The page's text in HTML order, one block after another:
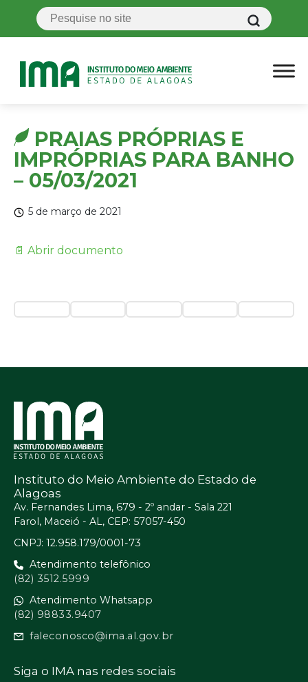
PRAIAS PRÓPRIAS E
IMPRÓPRIAS PARA BANHO
– 05/03/2021
5 de março de 2021
📄 Abrir documento
Instituto do Meio Ambiente do Estado de
Alagoas
Av. Fernandes Lima, 679 - 2º andar - Sala 221
Farol, Maceió - AL, CEP: 57057-450
CNPJ: 12.958.179/0001-73
Atendimento telefônico
(82) 3512.5999
Atendimento Whatsapp
(82) 98833.9407
faleconosco@ima.al.gov.br
Siga o IMA nas redes sociais